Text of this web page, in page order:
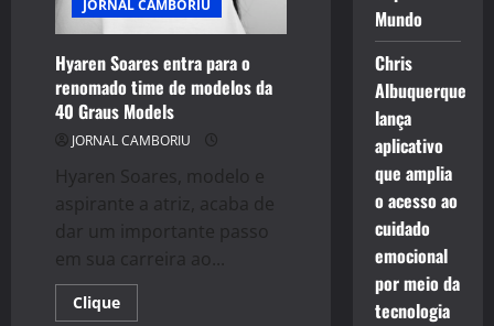
JORNAL CAMBORIU
Hyaren Soares entra para o
renomado time de modelos da
40 Graus Models
JORNAL CAMBORIU
Hyaren Soares, modelo e
aspirante a atriz, acaba de
dar um importante passo
em sua carreira ao...
CliqueRead
more
Mundo
Chris
Albuquerque
lança
aplicativo
que amplia
o acesso ao
cuidado
emocional
por meio da
tecnologia